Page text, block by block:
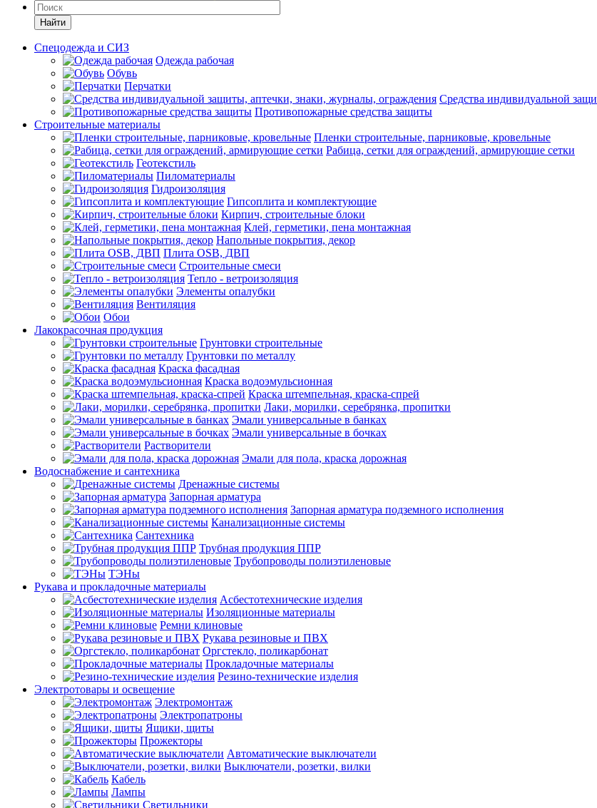
Найти
Спецодежда и СИЗ
Одежда рабочая
Обувь
Перчатки
Средства индивидуальной
Противопожарные средства защиты
Строительные материалы
Пленки строительные, парниковые, кровельные
Рабица, сетки для ограждений, армирующие сетки
Геотекстиль
Пиломатериалы
Гидроизоляция
Гипсоплита и комплектующие
Кирпич, строительные блоки
Клей, герметики, пена монтажная
Напольные покрытия, декор
Плита OSB, ДВП
Строительные смеси
Тепло - ветроизоляция
Элементы опалубки
Вентиляция
Обои
Лакокрасочная продукция
Грунтовки строительные
Грунтовки по металлу
Краска фасадная
Краска водоэмульсионная
Краска штемпельная, краска-спрей
Лаки, морилки, серебрянка, пропитки
Эмали универсальные в банках
Эмали универсальные в бочках
Растворители
Эмали для пола, краска дорожная
Водоснабжение и сантехника
Дренажные системы
Запорная арматура
Запорная арматура подземного исполнения
Канализационные системы
Сантехника
Трубная продукция ППР
Трубопроводы полиэтиленовые
ТЭНы
Рукава и прокладочные материалы
Асбестотехнические изделия
Изоляционные материалы
Ремни клиновые
Рукава резиновые и ПВХ
Оргстекло, поликарбонат
Прокладочные материалы
Резино-технические изделия
Электротовары и освещение
Электромонтаж
Электропатроны
Ящики, щиты
Прожекторы
Автоматические выключатели
Выключатели, розетки, вилки
Кабель
Лампы
Светильники